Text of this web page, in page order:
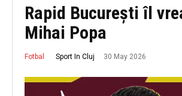
Rapid București îl
Mihai Popa
Fotbal Sport In Cluj 30 May 2026